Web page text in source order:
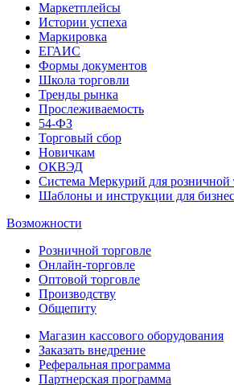
Маркетплейсы
Истории успеха
Маркировка
ЕГАИС
Формы документов
Школа торговли
Тренды рынка
Прослеживаемость
54-ФЗ
Торговый сбор
Новичкам
ОКВЭД
Система Меркурий для розничной
Шаблоны и инструкции для
Возможности
Розничной торговле
Онлайн-торговле
Оптовой торговле
Производству
Общепиту
Магазин кассового оборудования
Заказать внедрение
Реферальная программа
Партнерская программа